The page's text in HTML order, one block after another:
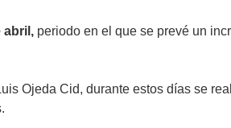
abril, periodo en el que se prevé un
Ojeda Cid, durante estos días se